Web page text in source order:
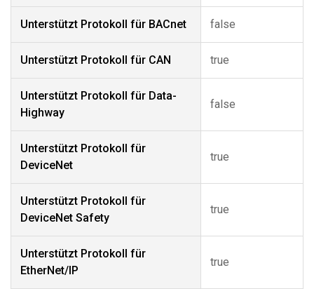
Unterstützt Protokoll für BACnet false
Unterstützt Protokoll für CAN true
Unterstützt Protokoll für Data-
Highway
false
Unterstützt Protokoll für
DeviceNet
true
Unterstützt Protokoll für
DeviceNet Safety
true
Unterstützt Protokoll für
EtherNet/IP
true